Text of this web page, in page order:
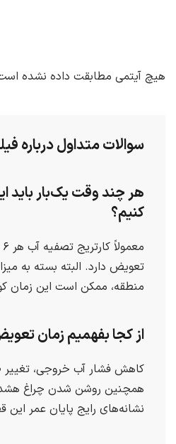
هیچ آیتمی مطابقت داده نشده
سوالات متداول درباره
هر چند وقت یک‌بار باید
کنیم؟
تعویض دارد. البته بسته به
منطقه، ممکن است این زمان
از کجا بفهمیم زمان
کاهش فشار آب خروجی، تغییر
همچنین روشن شدن چراغ
نشانه‌های رایج پایان عمر